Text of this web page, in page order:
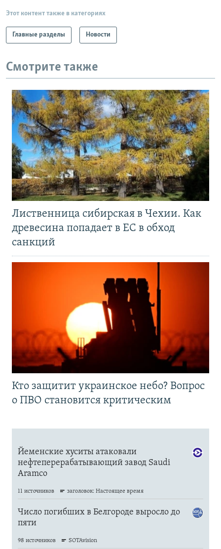
Этот контент также в категориях
Главные разделы Новости
Смотрите также
Лиственница сибирская в Чехии. Как
древесина попадает в ЕС в обход
санкций
Кто защитит украинское небо? Вопрос
о ПВО становится критическим